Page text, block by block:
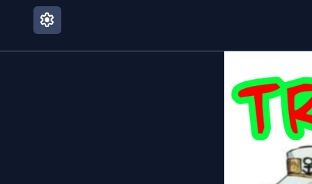
settings